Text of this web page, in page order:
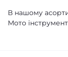
В нашому
Мото інструмент